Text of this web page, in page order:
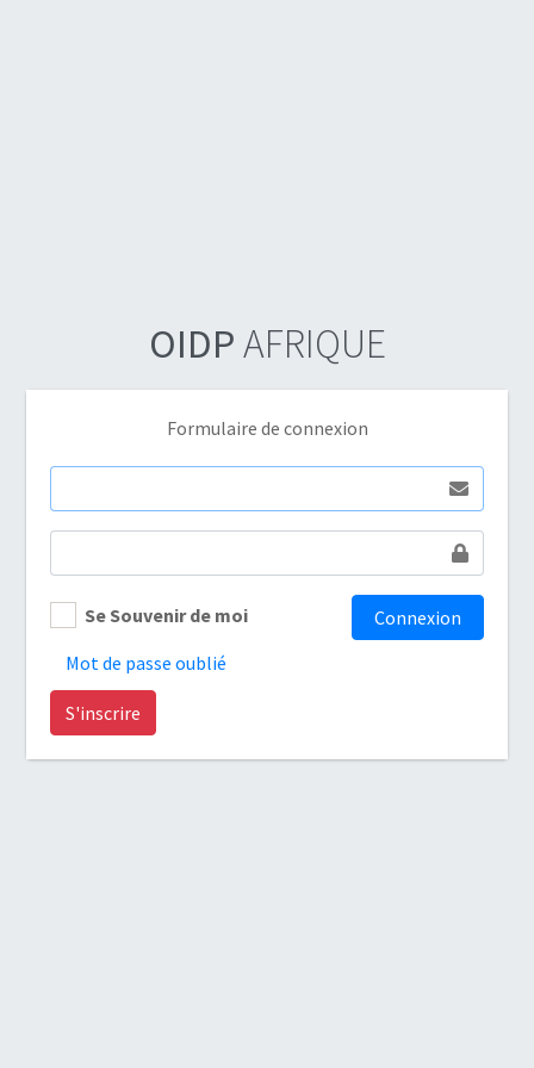
OIDPAFRIQUE
Formulaire de connexion
Se Souvenir de moi
Mot de passe oublié
S'inscrire